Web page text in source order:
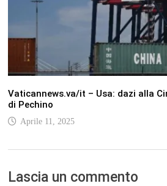
Vaticannews.va/it – Usa: dazi alla
di Pechino
Aprile 11, 2025
Lascia un commento